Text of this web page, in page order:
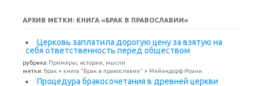
АРХИВ МЕТКИ: КНИГА «БРАК В ПРАВОСЛАВИИ»
Церковь заплатила дорогую цену за взятую на
себя ответственность перед обществом
рубрика: Примеры, истории, мысли
метки: брак > книга "Брак в православии" > Мейендорф Иоанн
Процедура бракосочетания в древней церкви